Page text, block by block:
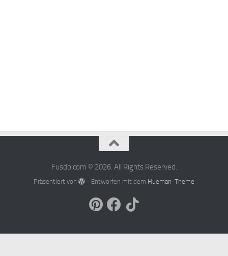
Fusdb.com © 2026. All Rights Reserved.
Präsentiert von - Entworfen mit dem Hueman-Theme